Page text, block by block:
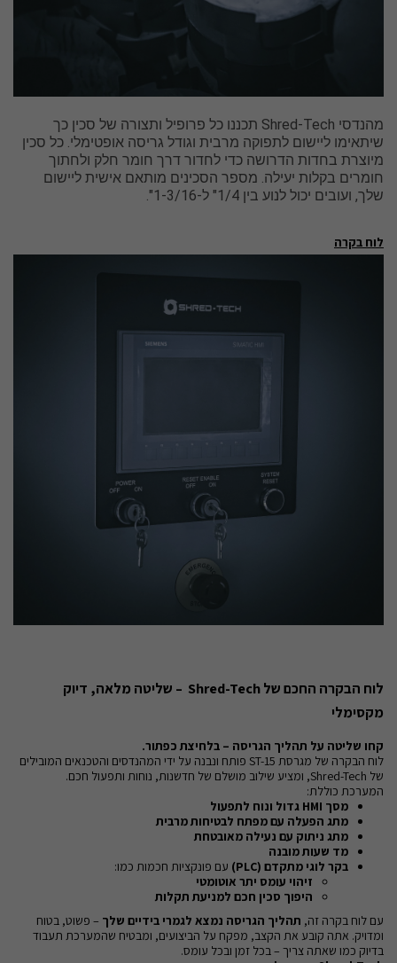
מהנדסי Shred-Tech תכננו כל פרופיל ותצורה של סכין כך
שיתאימו ליישום לתפוקה מרבית וגודל גריסה אופטימלי. כל סכין
מיוצרת בחדות הדרושה כדי לחדור דרך חומר חלק ולחתוך
חומרים בקלות יעילה. מספר הסכינים מותאם אישית ליישום
שלך, ועובים יכול לנוע בין 1/4" ל-1-3/16".
לוח בקרה
לוח הבקרה החכם של Shred-Tech – שליטה מלאה, דיוק
מקסימלי
קחו שליטה על תהליך הגריסה – בלחיצת כפתור.
לוח הבקרה של מגרסת ST-15 פותח ונבנה על ידי המהנדסים והטכנאים המובילים
של Shred-Tech, ומציע שילוב מושלם של חדשנות, נוחות ותפעול חכם.
המערכת כוללת:
מסך HMI גדול ונוח לתפעול
מתג הפעלה עם מפתח לבטיחות מרבית
מתג ניתוק עם נעילה מאובטחת
מד שעות מובנה
בקר לוגי מתקדם (PLC)
עם פונקציות חכמות כמו:
זיהוי עומס יתר אוטומטי
היפוך סכין חכם למניעת תקלות
עם לוח בקרה זה, תהליך הגריסה נמצא לגמרי בידיים שלך – פשוט, בטוח
ומדויק. אתה קובע את הקצב, מפקח על הביצועים, ומבטיח שהמערכת תעבוד
בדיוק כמו שאתה צריך – בכל זמן ובכל עומס.